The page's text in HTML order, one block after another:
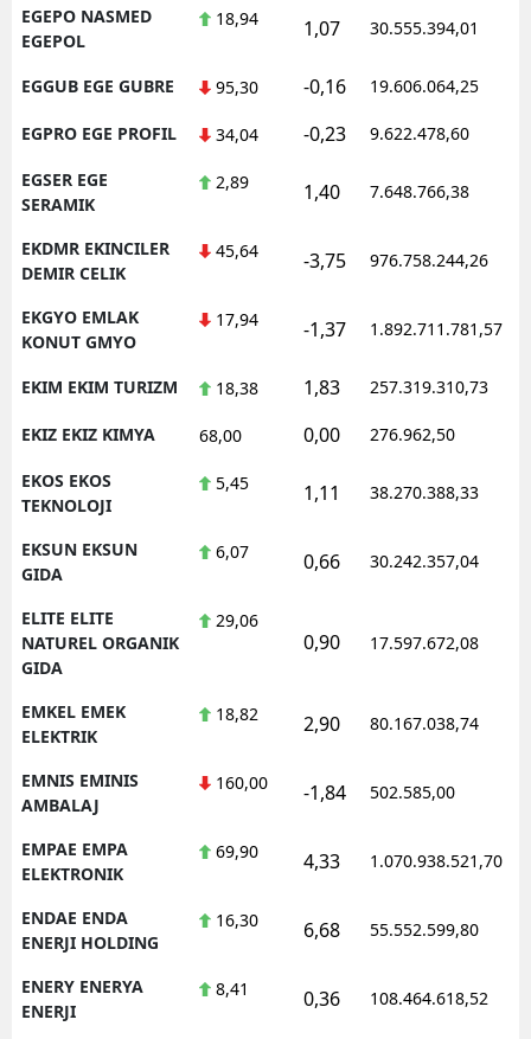
EGEPO NASMED
EGEPOL
18,94 1,07 30.555.394,01
EGGUB EGE GUBRE 95,30 -0,16 19.606.064,25
EGPRO EGE PROFIL 34,04 -0,23 9.622.478,60
EGSER EGE
SERAMIK
2,89 1,40 7.648.766,38
EKDMR EKINCILER
DEMIR CELIK
45,64 -3,75 976.758.244,26
EKGYO EMLAK
KONUT GMYO
17,94 -1,37 1.892.711.781,57
EKIM EKIM TURIZM 18,38 1,83 257.319.310,73
EKIZ EKIZ KIMYA 68,00 0,00 276.962,50
EKOS EKOS
TEKNOLOJI
5,45 1,11 38.270.388,33
EKSUN EKSUN
GIDA
6,07 0,66 30.242.357,04
ELITE ELITE
NATUREL ORGANIK
GIDA
29,06
0,90 17.597.672,08
EMKEL EMEK
ELEKTRIK
18,82 2,90 80.167.038,74
EMNIS EMINIS
AMBALAJ
160,00 -1,84 502.585,00
EMPAE EMPA
ELEKTRONIK
69,90 4,33 1.070.938.521,70
ENDAE ENDA
ENERJI HOLDING
16,30 6,68 55.552.599,80
ENERY ENERYA
ENERJI
8,41 0,36 108.464.618,52